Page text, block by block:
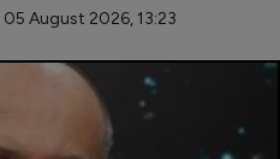
August 2026, 13:23